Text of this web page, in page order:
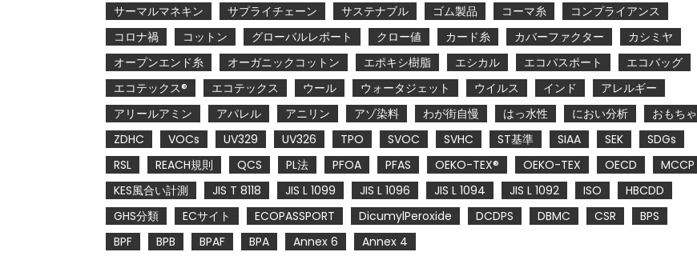
サーマルマネキン
サプライチェーン サステナブル ゴム製品 コーマ糸
コンプライアンス
コロナ禍
コットン グローバルレポート クロー値 カード糸 カバーファクター
カシミヤ
オープンエンド糸
オーガニックコットン エポキシ樹脂 エシカル エコパスポート
エコバッグ
エコテックス®
エコテックス ウール ウォータジェット ウイルス インド
アレルギー
アリールアミン
アパレル アニリン アゾ染料 わが街自慢 はっ水性 におい分析
おもちゃ
ZDHC
VOCs UV329 UV326 TPO SVOC SVHC ST基準 SIAA SEK
SDGs
RSL
REACH規則 QCS PL法 PFOA PFAS OEKO-TEX® OEKO-TEX OECD
MCCP
KES風合い計測
JIS T 8118 JIS L 1099 JIS L 1096 JIS L 1094 JIS L 1092 ISO
HBCDD
GHS分類
ECサイト ECOPASSPORT DicumylPeroxide DCDPS DBMC CSR
BPS
BPF
BPB BPAF BPA Annex 6 Annex 4